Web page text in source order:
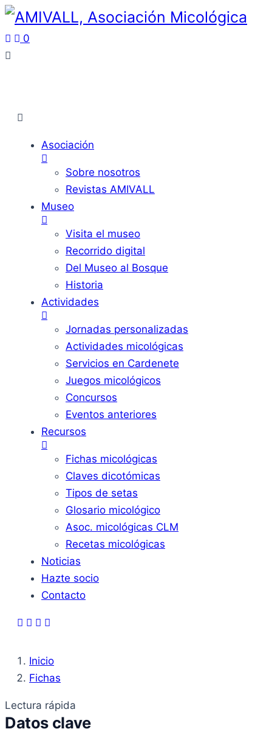
0
Asociación
Sobre nosotros
Revistas AMIVALL
Museo
Visita el museo
Recorrido digital
Del Museo al Bosque
Historia
Actividades
Jornadas personalizadas
Actividades micológicas
Servicios en Cardenete
Juegos micológicos
Concursos
Eventos anteriores
Recursos
Fichas micológicas
Claves dicotómicas
Tipos de setas
Glosario micológico
Asoc. micológicas CLM
Recetas micológicas
Noticias
Hazte socio
Contacto
Inicio
Fichas
Lectura rápida
Datos clave